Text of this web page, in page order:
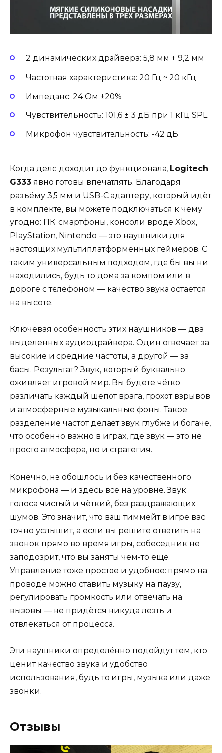
2 динамических драйвера: 5,8 мм + 9,2 мм
Частотная характеристика: 20 Гц ~ 20 кГц
Импеданс: 24 Ом ±20%
Чувствительность: 101,6 ± 3 дБ при 1 кГц SPL
Микрофон чувствительность: -42 дБ
Когда дело доходит до функционала, Logitech
G333 явно готовы впечатлять. Благодаря
разъёму 3,5 мм и USB-C адаптеру, который идёт
в комплекте, вы можете подключаться к чему
угодно: ПК, смартфоны, консоли вроде Xbox,
PlayStation, Nintendo — это наушники для
настоящих мультиплатформенных геймеров. С
таким универсальным подходом, где бы вы ни
находились, будь то дома за компом или в
дороге с телефоном — качество звука остаётся
на высоте.
Ключевая особенность этих наушников — два
выделенных аудиодрайвера. Один отвечает за
высокие и средние частоты, а другой — за
басы. Результат? Звук, который буквально
оживляет игровой мир. Вы будете чётко
различать каждый шёпот врага, грохот взрывов
и атмосферные музыкальные фоны. Такое
разделение частот делает звук глубже и богаче,
что особенно важно в играх, где звук — это не
просто атмосфера, но и стратегия.
Конечно, не обошлось и без качественного
микрофона — и здесь всё на уровне. Звук
голоса чистый и чёткий, без раздражающих
шумов. Это значит, что ваш тиммейт в игре вас
точно услышит, а если вы решите ответить на
звонок прямо во время игры, собеседник не
заподозрит, что вы заняты чем-то ещё.
Управление тоже простое и удобное: прямо на
проводе можно ставить музыку на паузу,
регулировать громкость или отвечать на
вызовы — не придётся никуда лезть и
отвлекаться от процесса.
Эти наушники определённо подойдут тем, кто
ценит качество звука и удобство
использования, будь то игры, музыка или даже
звонки.
Отзывы